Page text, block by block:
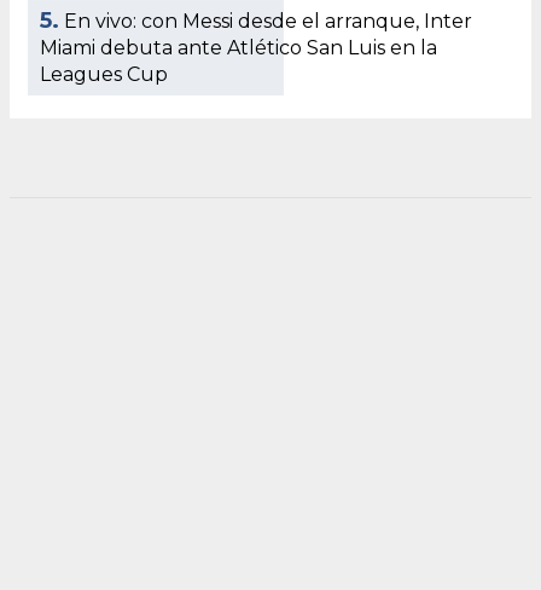
5. En vivo: con Messi desde el arranque, Inter
Miami debuta ante Atlético San Luis en la
Leagues Cup